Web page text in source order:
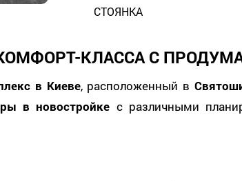
СТОЯНКА
КЛАССА С
в Киеве, расположенный в
в новостройке с различными